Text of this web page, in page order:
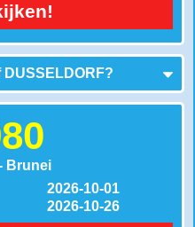
DUSSELDORF?
Brunei
2026-10-01
2026-10-26